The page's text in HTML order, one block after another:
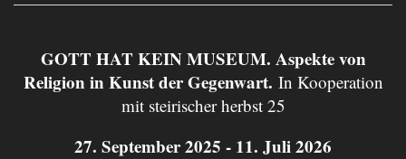
GOTT HAT KEIN MUSEUM. Aspekte von
Religion in Kunst der Gegenwart. In Kooperation
mit steirischer herbst 25
27. September 2025 - 11. Juli 2026